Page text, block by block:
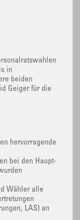
in
beiden
Geiger für die
hervorragende
bei den Haupt-
Wähler alle
LAS) an